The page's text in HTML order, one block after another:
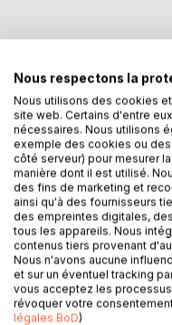
Dessinées par le
(1899-1982), les
d'une non moins
arrondissement de
pain, nous livrent les
alchimique.
L'auteur, dans un texte
philosophique du
beaucoup de clarté la
encore trop
meilleures gravures du
Nous respectons la
Nous utilisons des cookies
site web. Certains d'entre
nécessaires. Nous utilisons
exemple des cookies ou
côté serveur) pour mesurer
manière dont il est utilisé.
des fins de marketing et
ainsi qu'à des fournisseurs
des empreintes digitales,
tous les appareils. Nous
contenus tiers provenant
Nous n'avons aucune
et sur un éventuel tracking
vous acceptez les
révoquer votre
légales BoD)